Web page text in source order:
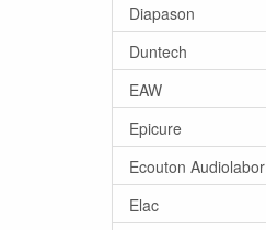
Diapason
Duntech
EAW
Epicure
Ecouton Audiolabor
Elac